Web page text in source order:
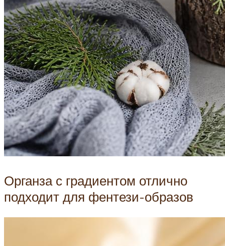
Органза с градиентом отлично
подходит для фентези-образов